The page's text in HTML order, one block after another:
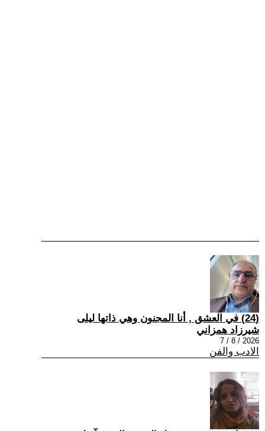
(24) في العشق , أنا المجنون وهي ذاتها ليلى
شيرزاد همزاني
2026 / 8 / 7
الادب والفن